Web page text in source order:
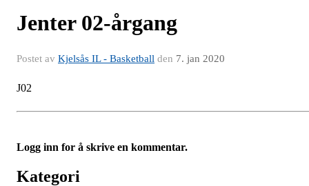
Jenter 02-årgang
Postet av Kjelsås IL - Basketball den 7. jan 2020
J02
Logg inn for å skrive en kommentar.
Kategori